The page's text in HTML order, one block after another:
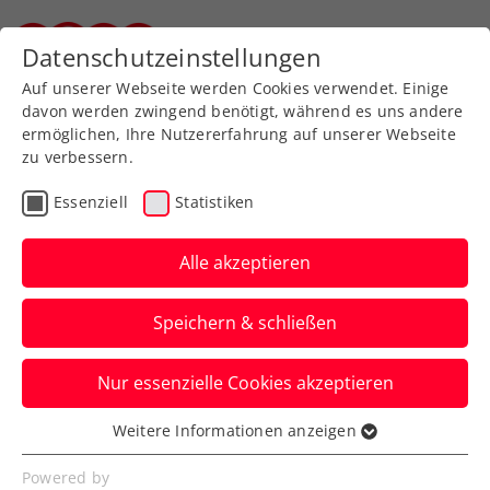
Zurück zur Newsübersicht
Turniere
U16-
Europameisterschaft:
Starke Pircher kämpft um
Gold
Die große ÖTV-Zukunftshoffnung steht
bei den Titelkämpfen in ihrer Altersklasse
in Parma im Endspiel.
Datenschutzeinstellungen
Auf unserer Webseite werden Cookies verwendet. Einige
davon werden zwingend benötigt, während es uns andere
ermöglichen, Ihre Nutzererfahrung auf unserer Webseite
zu verbessern.
Essenziell Statistiken
Alle akzeptieren
Speichern & schließen
Nur essenzielle Cookies akzeptieren
Essenziell
Essenzielle Cookies werden für grundlegende
Weitere Informationen anzeigen
Powered by